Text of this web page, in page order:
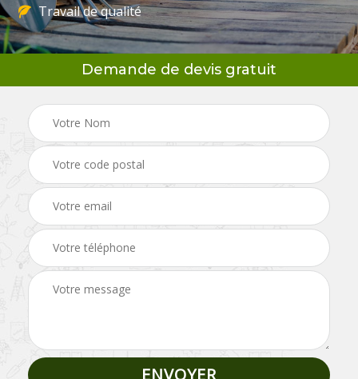
Travail de qualité
Demande de devis gratuit